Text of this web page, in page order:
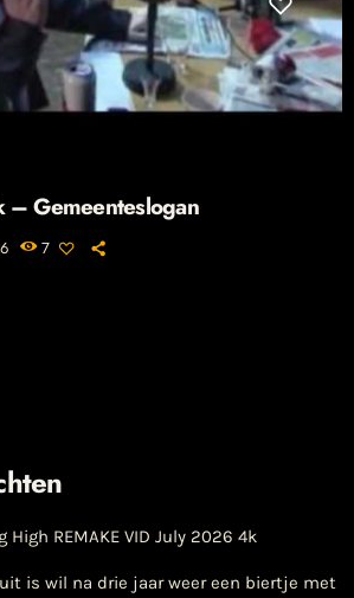
– Gemeenteslogan
7
High REMAKE VID July 2026 4k
is wil na drie jaar weer een biertje met